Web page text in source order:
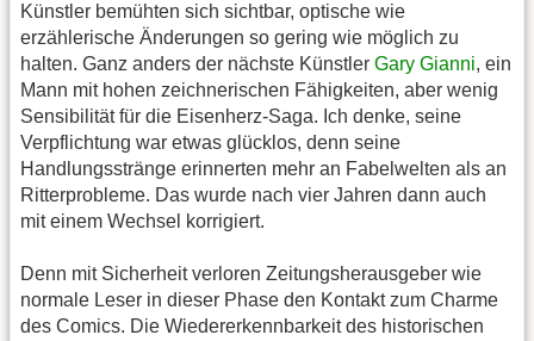
Künstler bemühten sich sichtbar, optische wie
erzählerische Änderungen so gering wie möglich zu
halten. Ganz anders der nächste Künstler Gary Gianni, ein
Mann mit hohen zeichnerischen Fähigkeiten, aber wenig
Sensibilität für die Eisenherz-Saga. Ich denke, seine
Verpflichtung war etwas glücklos, denn seine
Handlungsstränge erinnerten mehr an Fabelwelten als an
Ritterprobleme. Das wurde nach vier Jahren dann auch
mit einem Wechsel korrigiert.
Denn mit Sicherheit verloren Zeitungsherausgeber wie
normale Leser in dieser Phase den Kontakt zum Charme
des Comics. Die Wiedererkennbarkeit des historischen